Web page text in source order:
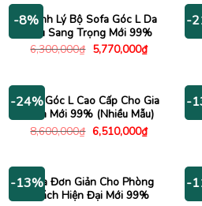
-8%
Thanh Lý Bộ Sofa Góc L Da
Nâu Sang Trọng Mới 99%
6,300,000₫ Giá
gốc
5,770,000₫Giá
hiện
-
-24%
Sofa Góc L Cao Cấp Cho Gia
Đình Mới 99% (Nhiều Mẫu)
8,600,000₫ Giá
gốc
6,510,000₫Giá
hiện
-
-13%
Sofa Đơn Giản Cho Phòng
Khách Hiện Đại Mới 99%
-